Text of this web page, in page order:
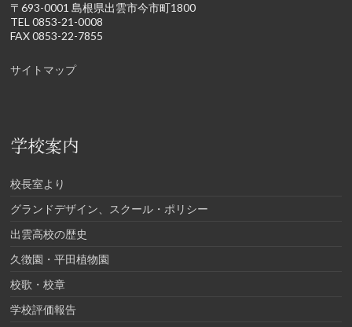
〒693-0001 島根県出雲市今市町1800
TEL 0853-21-0008
FAX 0853-22-7855
サイトマップ
学校案内
校長室より
グランドデザイン、スクール・ポリシー
出雲高校の歴史
久徴園・平田植物園
校歌・校章
学校評価報告